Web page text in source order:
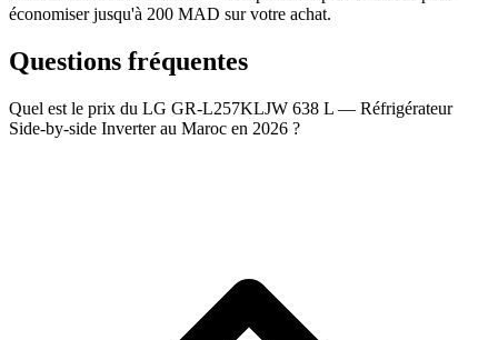
économiser jusqu'à 200 MAD sur votre achat.
Questions fréquentes
Quel est le prix du LG GR-L257KLJW 638 L — Réfrigérateur
Side-by-side Inverter au Maroc en 2026 ?